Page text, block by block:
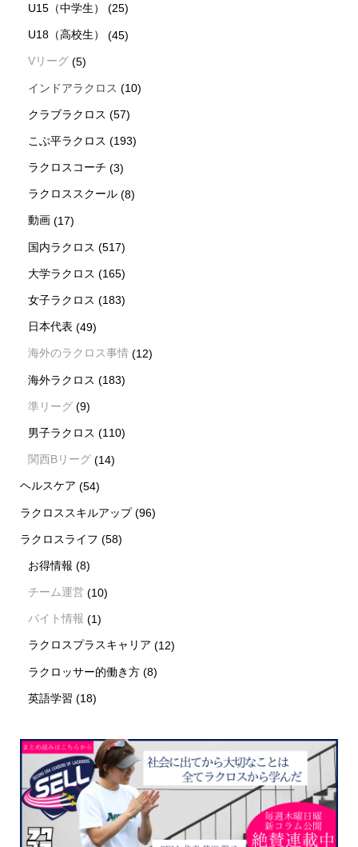
U15（中学生） (25)
U18（高校生） (45)
Vリーグ (5)
インドアラクロス (10)
クラブラクロス (57)
こぶ平ラクロス (193)
ラクロスコーチ (3)
ラクロススクール (8)
動画 (17)
国内ラクロス (517)
大学ラクロス (165)
女子ラクロス (183)
日本代表 (49)
海外のラクロス事情 (12)
海外ラクロス (183)
準リーグ (9)
男子ラクロス (110)
関西Bリーグ (14)
ヘルスケア (54)
ラクロススキルアップ(96)
ラクロスライフ (58)
お得情報 (8)
チーム運営 (10)
バイト情報 (1)
ラクロスプラスキャリア (12)
ラクロッサー的働き方 (8)
英語学習 (18)